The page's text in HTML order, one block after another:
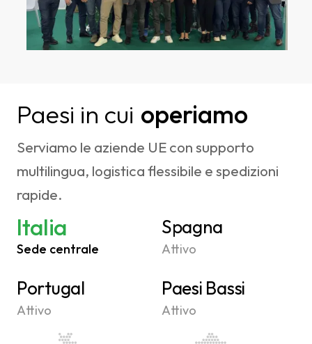
Paesi in cui operiamo
Serviamo le aziende UE con supporto
multilingua, logistica flessibile e spedizioni
rapide.
Italia
Sede centrale
Spagna
Attivo
Portugal
Attivo
Paesi Bassi
Attivo